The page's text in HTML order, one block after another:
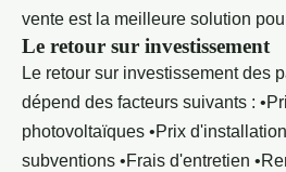
vente est la meilleure solution
Le retour sur investissement
Le retour sur investissement des
dépend des facteurs suivants :
photovoltaïques •Prix
subventions •Frais d'entretien